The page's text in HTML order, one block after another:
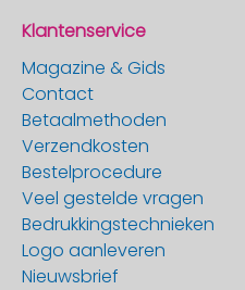
Klantenservice
Magazine & Gids
Contact
Betaalmethoden
Verzendkosten
Bestelprocedure
Veel gestelde vragen
Bedrukkingstechnieken
Logo aanleveren
Nieuwsbrief